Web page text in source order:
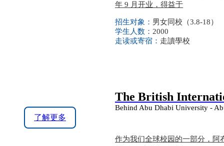
年 9 月开业，得益于
招生对象： 男女同校（3.8-18）
学生人数： 2000
走读或寄宿： 走讀學校
了解更多
The British
Behind Abu Dhabi University -
作为我们全球校园的一部分，阿